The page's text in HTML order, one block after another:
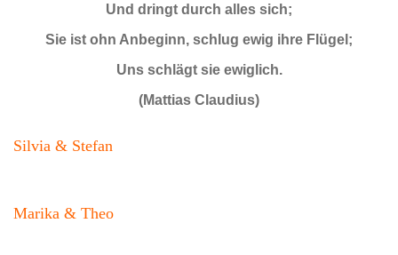
Und dringt durch alles sich;
Sie ist ohn Anbeginn, schlug ewig ihre Flügel;
Uns schlägt sie ewiglich.
(Mattias Claudius)
Silvia & Stefan
Marika & Theo